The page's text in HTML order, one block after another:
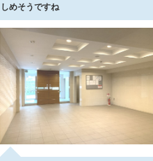
しめそうですね